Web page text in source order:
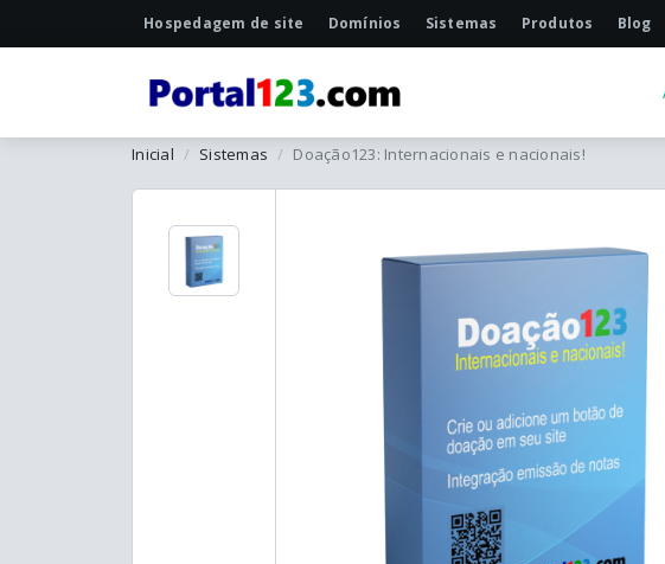
Hospedagem de site Domínios Sistemas Produtos Blog
Inicial Sistemas Doação123: Internacionais e nacionais!